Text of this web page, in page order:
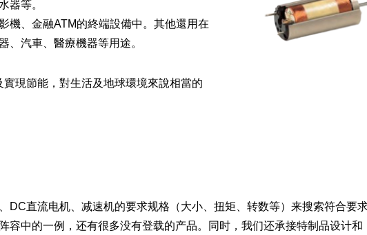
器等。
機、金融ATM的終端設備中。其他還用在
、汽車、醫療機器等用途。
現節能，對生活及地球環境來說相當的
DC直流电机、减速机的要求规格（大小、扭矩、转数等）来搜索符合要
容中的一例，还有很多没有登载的产品。同时，我们还承接特制品设计和